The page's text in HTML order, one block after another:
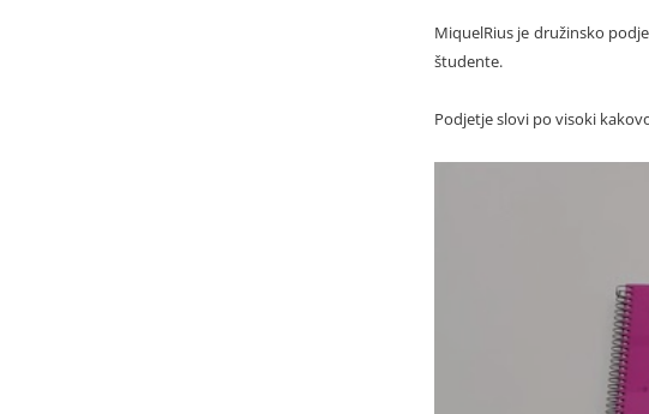
MiquelRius je družinsko
študente.
Podjetje slovi po visoki